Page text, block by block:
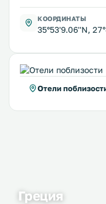
КООРДИНАТЫ
35°53'9.06''N,
Отели
Греция